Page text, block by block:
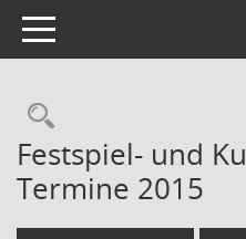
Toggle navigation
Festspiel- und
Termine 2015